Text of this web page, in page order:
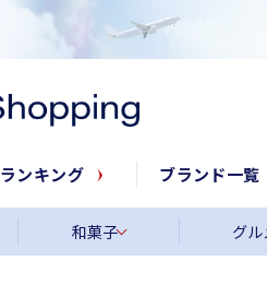
ランキング ブランド一覧
和菓子 グル